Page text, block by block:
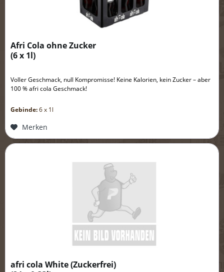
Afri Cola ohne Zucker
(6 x 1l)
Voller Geschmack, null Kompromisse! Keine Kalorien, kein Zucker – aber
100 % afri cola Geschmack!
Gebinde:6 x 1l
Merken
afri cola White (Zuckerfrei)